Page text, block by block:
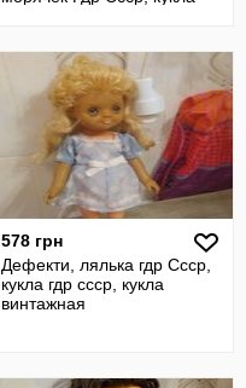
578 грн
Дефекти, лялька гдр Ссср,
кукла гдр ссср, кукла
винтажная